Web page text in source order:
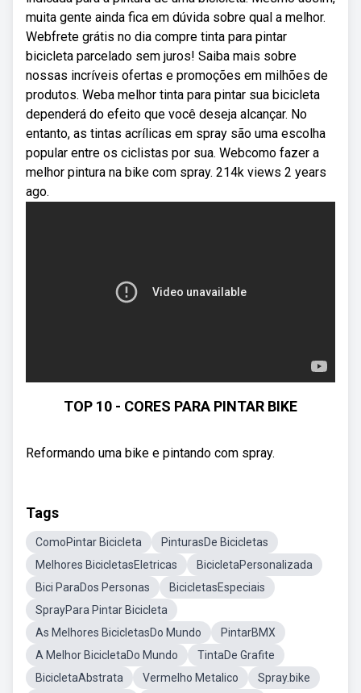
muita gente ainda fica em dúvida sobre qual a melhor.
Webfrete grátis no dia compre tinta para pintar
bicicleta parcelado sem juros! Saiba mais sobre
nossas incríveis ofertas e promoções em milhões de
produtos. Weba melhor tinta para pintar sua bicicleta
dependerá do efeito que você deseja alcançar. No
entanto, as tintas acrílicas em spray são uma escolha
popular entre os ciclistas por sua. Webcomo fazer a
melhor pintura na bike com spray. 214k views 2 years
ago.
TOP 10 - CORES PARA PINTAR BIKE
Reformando uma bike e pintando com spray.
Tags
ComoPintar Bicicleta
PinturasDe Bicicletas
Melhores BicicletasEletricas
BicicletaPersonalizada
Bici ParaDos Personas
BicicletasEspeciais
SprayPara Pintar Bicicleta
As Melhores BicicletasDo Mundo
PintarBMX
A Melhor BicicletaDo Mundo
TintaDe Grafite
BicicletaAbstrata
Vermelho Metalico
Spray.bike